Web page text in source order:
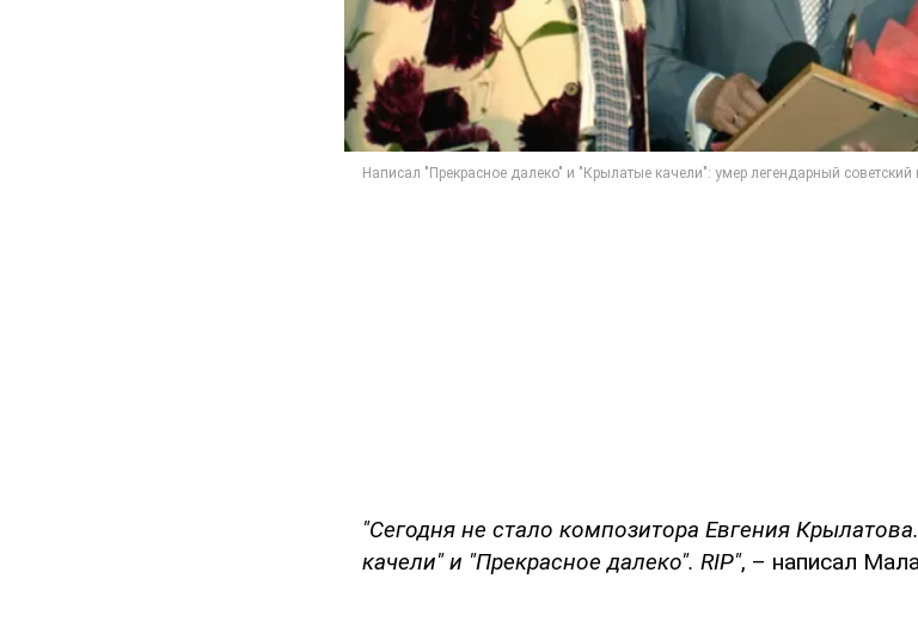
"Сегодня не стало композитора Евгения
качели" и "Прекрасное далеко". RIP", – написал